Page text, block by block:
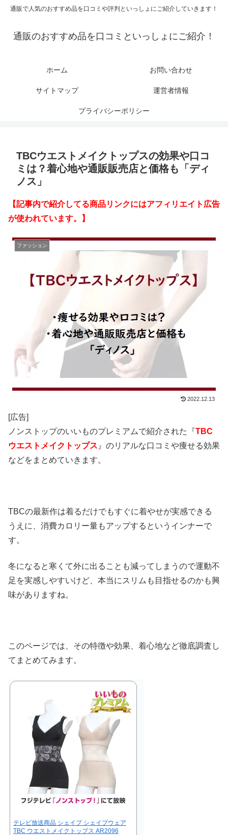
通販で人気のおすすめ品を口コミや評判といっしょにご紹介していきます！
通販のおすすめ品を口コミといっしょにご紹介！
ホーム お問い合わせ
サイトマップ 運営者情報
プライバシーポリシー
TBCウエストメイクトップスの効果や口コ
ミは？着心地や通販販売店と価格も「ディ
ノス」
【記事内で紹介してる商品リンクにはアフィリエイト広告
が使われています。】
ファッション
2022.12.13
[広告]
ノンストップのいいものプレミアムで紹介された『TBC
ウエストメイクトップス 』のリアルな口コミや痩せる効果
などをまとめていきます。
TBCの最新作は着るだけでもすぐに着やせが実感できる
うえに、消費カロリー量もアップするというインナーで
す。
冬になると寒くて外に出ることも減ってしまうので運動不
足を実感しやすいけど、本当にスリムも目指せるのかも興
味がありますね。
このページでは、その特徴や効果、着心地など徹底調査し
てまとめてみます。
テレビ放送商品 シェイプ シェイプウェア
TBC ウエストメイクトップス AR2096